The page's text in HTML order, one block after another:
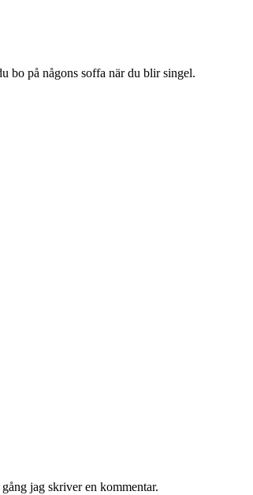
bo på någons soffa när du blir singel.
jag skriver en kommentar.